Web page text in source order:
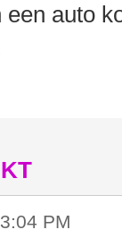
een auto
PM